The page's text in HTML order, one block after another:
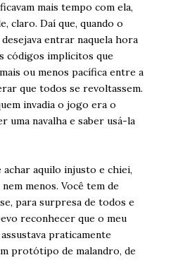
mais tempo com ela,
claro. Daí que, quando o
entrar naquela hora
códigos implícitos que
ou menos pacífica entre a
que todos se revoltassem.
invadia o jogo era o
uma navalha e saber usá-la
achar aquilo injusto e chiei,
menos. Você tem de
para surpresa de todos e
reconhecer que o meu
praticamente
protótipo de malandro, de